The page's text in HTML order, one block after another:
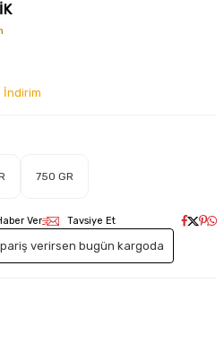
İndirim
750 GR
Ver Tavsiye Et
verirsen bugün kargoda